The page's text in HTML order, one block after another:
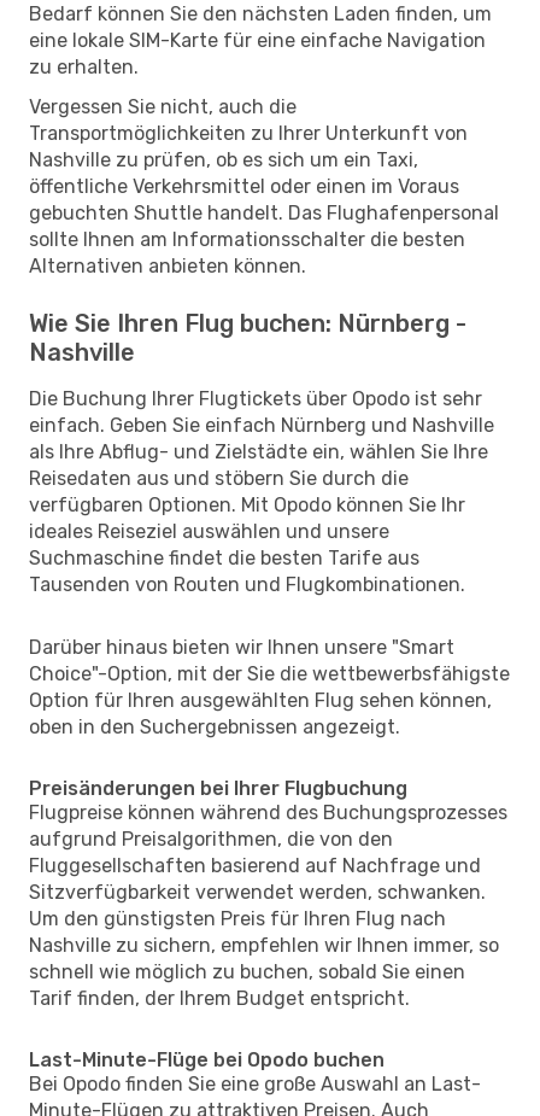
Bedarf können Sie den nächsten Laden finden, um
eine lokale SIM-Karte für eine einfache Navigation
zu erhalten.
Vergessen Sie nicht, auch die
Transportmöglichkeiten zu Ihrer Unterkunft von
Nashville zu prüfen, ob es sich um ein Taxi,
öffentliche Verkehrsmittel oder einen im Voraus
gebuchten Shuttle handelt. Das Flughafenpersonal
sollte Ihnen am Informationsschalter die besten
Alternativen anbieten können.
Wie Sie Ihren Flug buchen: Nürnberg -
Nashville
Die Buchung Ihrer Flugtickets über Opodo ist sehr
einfach. Geben Sie einfach Nürnberg und Nashville
als Ihre Abflug- und Zielstädte ein, wählen Sie Ihre
Reisedaten aus und stöbern Sie durch die
verfügbaren Optionen. Mit Opodo können Sie Ihr
ideales Reiseziel auswählen und unsere
Suchmaschine findet die besten Tarife aus
Tausenden von Routen und Flugkombinationen.
Darüber hinaus bieten wir Ihnen unsere "Smart
Choice"-Option, mit der Sie die wettbewerbsfähigste
Option für Ihren ausgewählten Flug sehen können,
oben in den Suchergebnissen angezeigt.
Preisänderungen bei Ihrer Flugbuchung
Flugpreise können während des Buchungsprozesses
aufgrund Preisalgorithmen, die von den
Fluggesellschaften basierend auf Nachfrage und
Sitzverfügbarkeit verwendet werden, schwanken.
Um den günstigsten Preis für Ihren Flug nach
Nashville zu sichern, empfehlen wir Ihnen immer, so
schnell wie möglich zu buchen, sobald Sie einen
Tarif finden, der Ihrem Budget entspricht.
Last-Minute-Flüge bei Opodo buchen
Bei Opodo finden Sie eine große Auswahl an Last-
Minute-Flügen zu attraktiven Preisen. Auch